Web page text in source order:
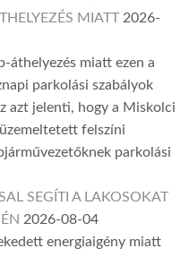
MIATT 2026-
áthelyezés miatt ezen a
parkolási szabályok
azt jelenti, hogy a Miskolci
felszíni
parkolási
SEGÍTI A LAKOSOKAT
2026-08-04
energiaigény miatt